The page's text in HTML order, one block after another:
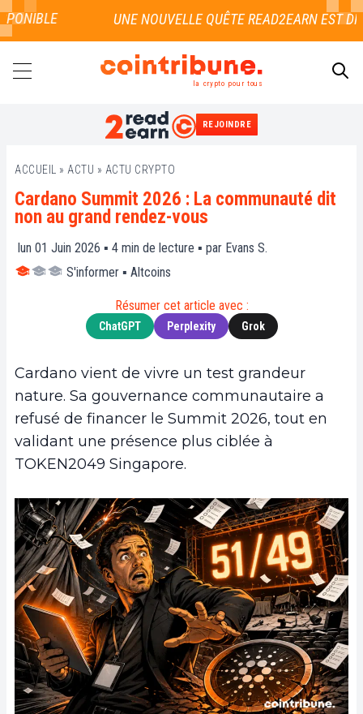
la crypto pour tous
REJOINDRE
ACCUEIL » ACTU » ACTU CRYPTO
Cardano Summit 2026 : La communauté dit
non au grand rendez-vous
lun 01 Juin 2026 ▪ 4 min de lecture ▪ par Evans S.
S'informer ▪ Altcoins
Résumer cet article avec :
ChatGPT Perplexity Grok
Cardano vient de vivre un test grandeur
nature. Sa gouvernance communautaire a
refusé de financer le Summit 2026, tout en
validant une présence plus ciblée à
TOKEN2049 Singapore.